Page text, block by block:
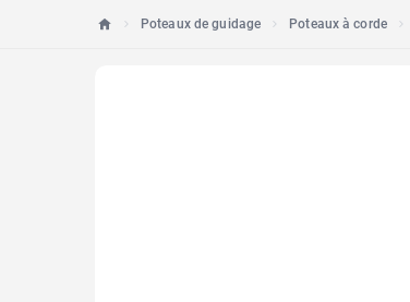
Accueil
Poteaux de guidage Poteaux à corde